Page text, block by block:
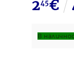
245€
В